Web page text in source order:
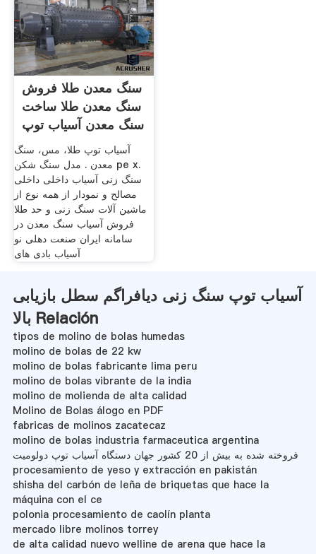
سنگ معدن طلا فروش
سنگ معدن طلا ساخت
سنگ معدن آسیاب توپ
آسیاب توپ طلا، مس، سنگ
معدن . مدل سنگ شکن pe x.
سنگ زنی آسیاب داخلی داخلی
مصالح و نمودار از همه نوع از
ماشین آلات سنگ زنی و حد طلا
فروش آسیاب سنگ معدن در
سامانه ایران صنعت دهلی نو
آسیاب بادی های
آسیاب توپ سنگ زنی دیافراگم سطل بازیابی
بالا Relación
tipos de molino de bolas humedas
molino de bolas de 22 kw
molino de bolas fabricante lima peru
molino de bolas vibrante de la india
molino de molienda de alta calidad
Molino de Bolas álogo en PDF
fabricas de molinos zacatecaz
molino de bolas industria farmaceutica argentina
فروخته شده به بیش از 20 کشور جهان دستگاه آسیاب توپ دولومیت
procesamiento de yeso y extracción en pakistán
shisha del carbón de leña de briquetas que hace la
máquina con el ce
polonia procesamiento de caolín planta
mercado libre molinos torrey
de alta calidad nuevo welline de arena que hace la